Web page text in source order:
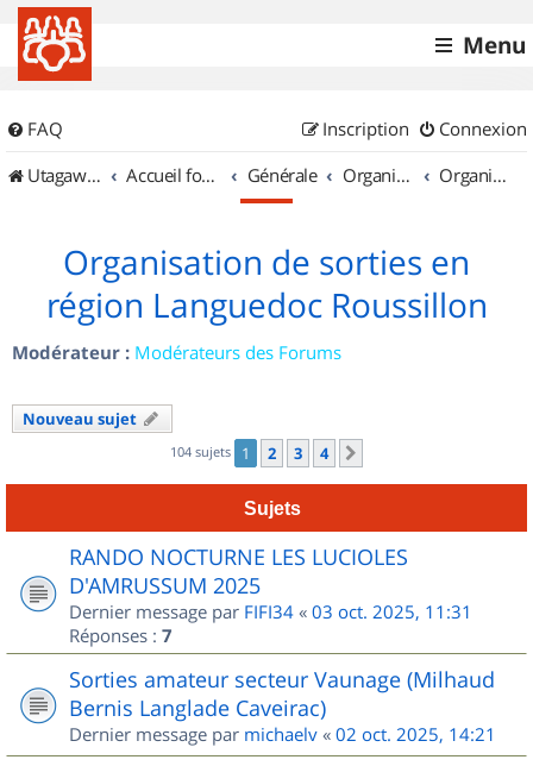
Menu
FAQ Connexion
Inscription
UtagawaVTT (Randos VTT et VTTAE avec traces GPS)
Accueil forum Générale Organisation de sorties & Recherche de partenaires Organisation de sorties en région Languedoc Roussillon
Organisation de sorties en
région Languedoc Roussillon
Modérateur : Modérateurs des Forums
Nouveau sujet
104 sujets 1 2 3 4
Sujets
RANDO NOCTURNE LES LUCIOLES
D'AMRUSSUM 2025
Dernier message par FIFI34 « 03 oct. 2025, 11:31
Réponses : 7
Sorties amateur secteur Vaunage (Milhaud
Bernis Langlade Caveirac)
Dernier message par michaelv « 02 oct. 2025, 14:21